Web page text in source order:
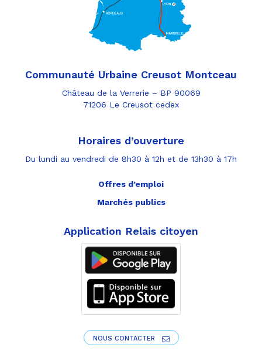
Communauté Urbaine Creusot Montceau
Château de la Verrerie – BP 90069
71206 Le Creusot cedex
Horaires d’ouverture
Du lundi au vendredi de 8h30 à 12h et de 13h30 à 17h
Offres d’emploi
Marchés publics
Application Relais citoyen
NOUS CONTACTER